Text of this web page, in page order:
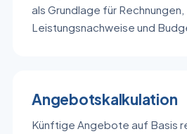
als Grundlage für Rechnungen,
Leistungsnachweise und
Angebotskalkulation
Künftige Angebote auf Basis